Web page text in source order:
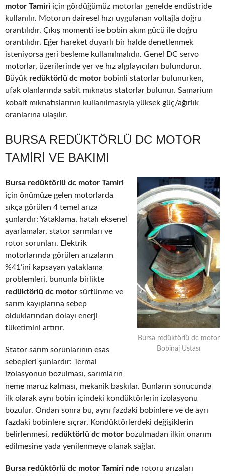
motor Tamiri için gördüğümüz motorlar genelde endüstride
kullanılır. Motorun dairesel hızı uygulanan voltajla doğru
orantılıdır. Çıkış momenti ise bobin akım gücü ile doğru
orantılıdır. Eğer hareket duyarlı bir halde denetlenmek
isteniyorsa geri besleme kullanılmalıdır. Genel DC servo
motorlar, üzerilerinde yer ve hız algılayıcıları bulundurur.
Büyük redüktörlü dc motor bobinli statorlar bulunurken,
ufak olanlarında sabit mıknatıs statorlar bulunur. Samarium
kobalt mıknatıslarının kullanılmasıyla yüksek güç/ağırlık
oranlarına ulaşılır.
BURSA REDÜKTÖRLÜ DC MOTOR
TAMIRI VE BAKIMI
Bursa redüktörlü dc motor
Bobinaj Ustası
Bursa redüktörlü dc motor Tamiri
için önümüze gelen motorlarda
sıkça görülen 4 temel arıza
şunlardır: Yataklama, hatalı eksenel
ayarlamalar, stator sarımları ve
rotor sorunları. Elektrik
motorlarında görülen arızaların
%41’ini kapsayan yataklama
problemleri, bununla birlikte
redüktörlü dc motor sürtünme ve
sarım kayıplarına sebep
olduklarından dolayı enerji
tüketimini artırır.
Stator sarım sorunlarının esas
sebepleri şunlardır: Termal
izolasyonun bozulması, sarımların
neme maruz kalması, mekanik baskılar. Bunların sonucunda
ilk olarak aynı bobin içindeki kondüktörlerin izolasyonu
bozulur. Ondan sonra bu, aynı fazdaki bobinlere ve de ayrı
fazdaki bobinlere sıçrar. Kondüktörlerdeki değişiklerin
belirlenmesi, redüktörlü dc motor bozulmadan ilkin onarım
edilmesine yada yenilenmeye olanak sağlar.
Bursa redüktörlü dc motor Tamiri nde rotoru arızaları